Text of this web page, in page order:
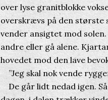
over lyse granitblokke
overskrævs på den største
vender ansigtet mod
andre eller gå alene.
hovedet mod den lave
”Jeg skal nok vende
De går lidt nedad igen.